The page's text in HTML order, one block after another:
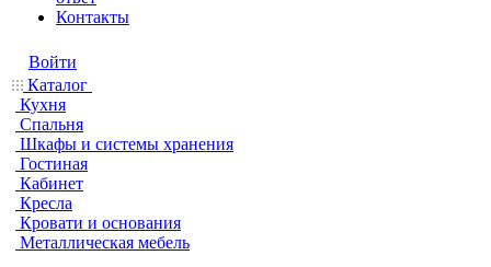
Контакты
Войти
Каталог
Кухня
Спальня
Шкафы и системы хранения
Гостиная
Кабинет
Кресла
Кровати и основания
Металлическая мебель